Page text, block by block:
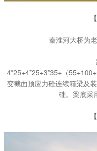
秦淮河大桥为老
4*25+4*25+3*35+（
变截面预应力砼连续箱梁及
础。梁底采